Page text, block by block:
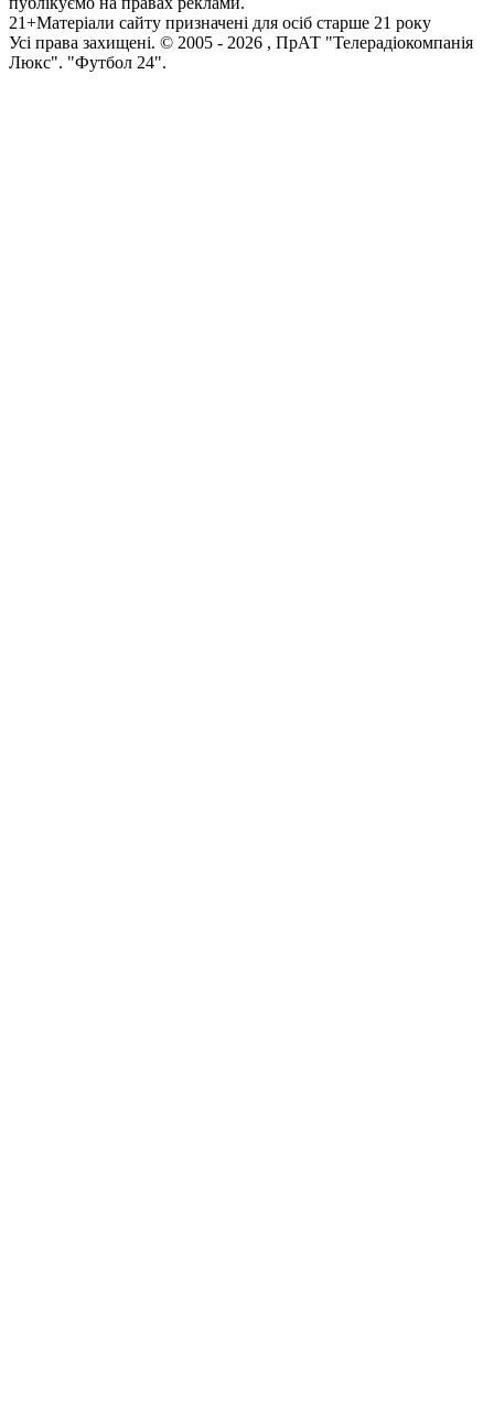
21+Матеріали сайту призначені для осіб старше 21 року
Усi права захищенi. © 2005 - 2026 , ПрАТ "Телерадіокомпанія
Люкс". "Футбол 24".